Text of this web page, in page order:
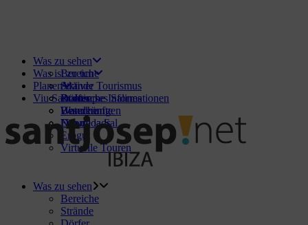
Was zu sehen
Bereiche
Strände
Dörfer
Besuche
Natur
Erbgut
Virtuelle Touren
Was ist zu tun
Aktiver Tourismus
Routen ses Salines
Wanderungen
Fira de la Sal
Planen
Praktische Informationen
Unterkünfte
Downloads
Viu Sant Josep
Was zu sehen
Bereiche
Strände